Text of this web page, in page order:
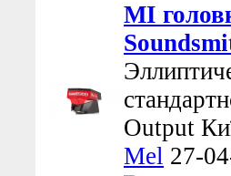
MI
Output
Mel 27-